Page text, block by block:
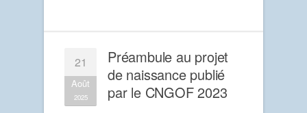
21
Août
2025
Préambule au projet
de naissance publié
par le CNGOF 2023